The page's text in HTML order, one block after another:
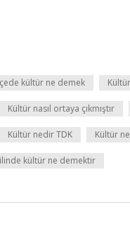
kültür ne demek
Kültür nasıl ortaya çıkmıştır
Kültür nedir TDK Kültür
kültür ne demektir